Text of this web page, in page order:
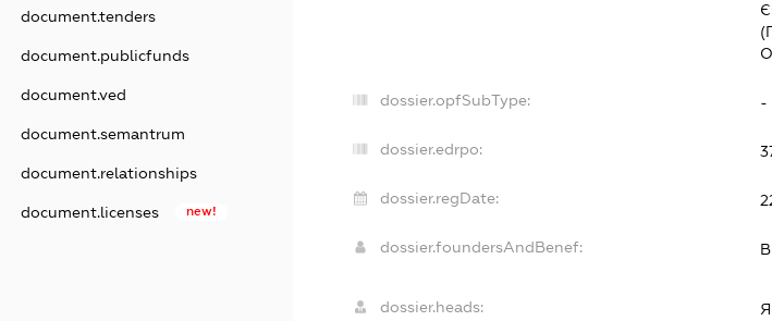
document.tenders
document.publicfunds
document.ved
document.semantrum
document.relationships
document.licenses new!
dossier.opfSubType: -
dossier.edrpo:
dossier.regDate:
dossier.foundersAndBenef:
dossier.heads: